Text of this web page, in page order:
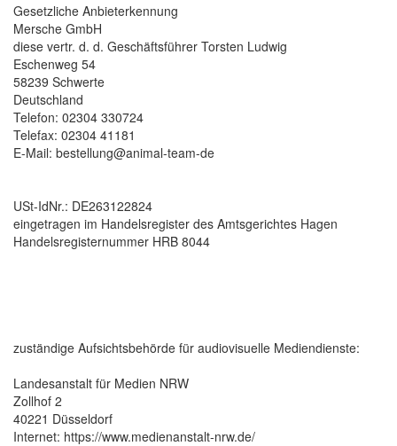
Gesetzliche Anbieterkennung
Mersche GmbH
diese vertr. d. d. Geschäftsführer Torsten Ludwig
Eschenweg 54
58239 Schwerte
Deutschland
Telefon: 02304 330724
Telefax: 02304 41181
E-Mail: bestellung@animal-team-de
USt-IdNr.: DE263122824
eingetragen im Handelsregister des Amtsgerichtes Hagen
Handelsregisternummer HRB 8044
zuständige Aufsichtsbehörde für audiovisuelle Mediendienste:
Landesanstalt für Medien NRW
Zollhof 2
40221 Düsseldorf
Internet: https://www.medienanstalt-nrw.de/